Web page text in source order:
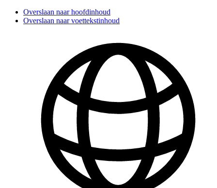
Overslaan naar hoofdinhoud
Overslaan naar voettekstinhoud